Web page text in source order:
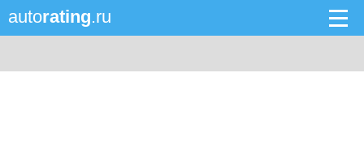
autorating.ru